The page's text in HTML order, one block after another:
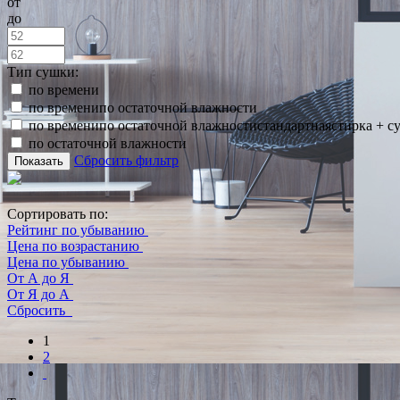
до
Тип сушки:
по времени
по временипо остаточной влажности
по временипо остаточной влажностистандартнаястирка +
по остаточной влажности
Показать Сбросить фильтр
Сортировать по:
Рейтинг по убыванию
Цена по возрастанию
Цена по убыванию
От А до Я
От Я до А
Сбросить
1
2